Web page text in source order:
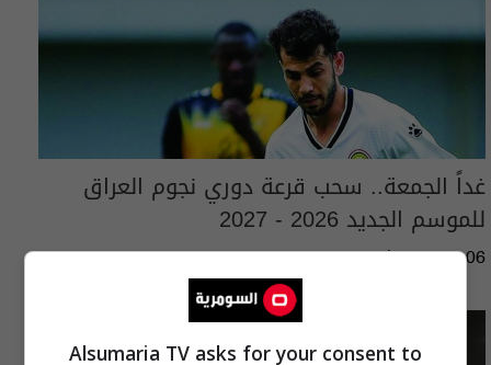
غداً الجمعة.. سحب قرعة دوري نجوم العراق
للموسم الجديد 2026 - 2027
05:51 | 2026-08-06
Alsumaria TV asks for your consent to